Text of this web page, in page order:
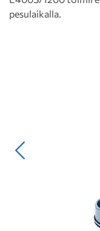
pesulaikalla.
Edellinen